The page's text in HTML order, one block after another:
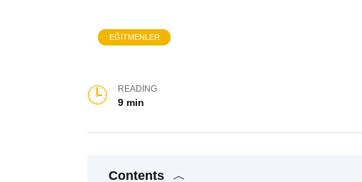
EĞITMENLER
READING
9 min
Contents